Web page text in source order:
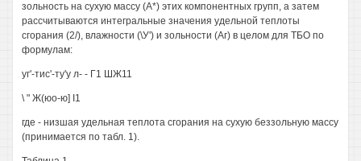
зольность на сухую массу (А*) этих компонентных групп, а затем
рассчитываются интегральные значения удельной теплоты
сгорания (2/), влажности (\У') и зольности (Аг) в целом для ТБО по
формулам:
уг'-тис'-ту'у л- - Г1 ШЖ11
\ " Ж(юо-ю] I1
где - низшая удельная теплота сгорания на сухую беззольную массу
(принимается по табл. 1).